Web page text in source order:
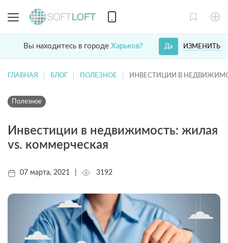
Вы находитесь в городе Харьков? ИЗМЕНИТЬ
Да
ГЛАВНАЯ БЛОГ ПОЛЕЗНОЕ ИНВЕСТИЦИИ В
Полезное
Инвестиции в недвижимость: жилая
vs. коммерческая
07 марта, 2021 3192